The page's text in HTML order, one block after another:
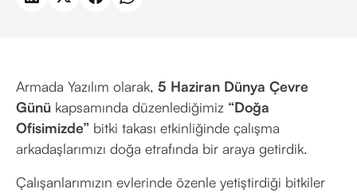
Armada Yazılım olarak, 5 Haziran Dünya Çevre
Günü kapsamında düzenlediğimiz “Doğa
Ofisimizde” bitki takası etkinliğinde çalışma
arkadaşlarımızı doğa etrafında bir araya getirdik.
Çalışanlarımızın evlerinde özenle yetiştirdiği bitkiler